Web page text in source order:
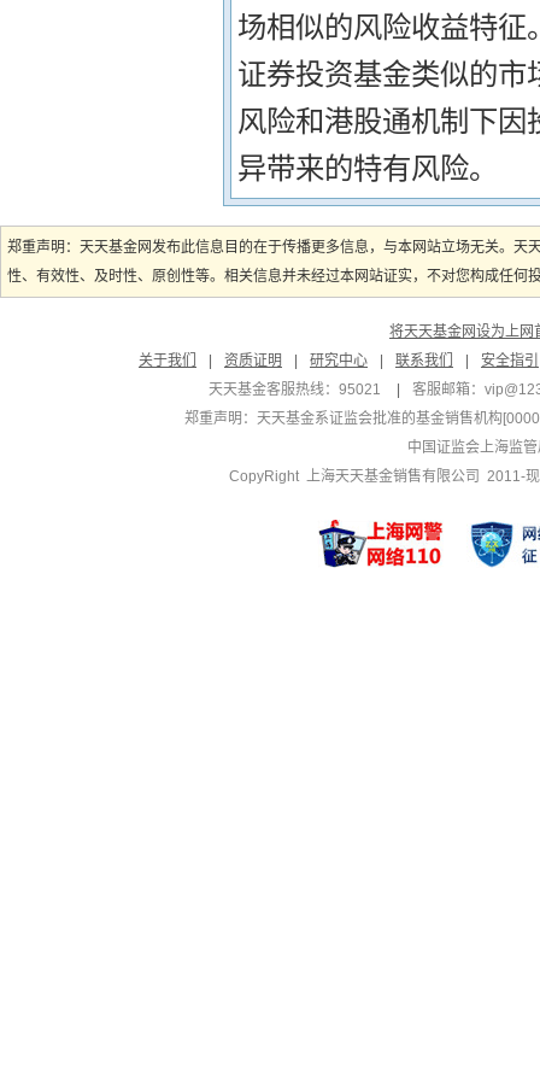
场相似的风险收益特
证券投资基金类似的
风险和港股通机制下
异带来的特有风险。
郑重声明：天天基金网发布此信息目的在于传播更多信息，与本网站立场无关。
性、有效性、及时性、原创性等。相关信息并未经过本网站证实，不对您构成任
将天天基金网设为上网
关于我们
资质证明 研究中心 联系我们
安全指引
天天基金客服热线：95021
客服邮箱：
郑重声明：天天基金系证监会批准的基金销售机构
中国证监会上海监
CopyRight 上海天天基金销售有限公司 2011-